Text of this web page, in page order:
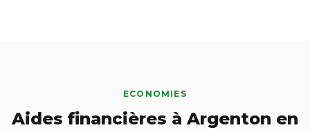
ECONOMIES
Aides financières à Argenton en